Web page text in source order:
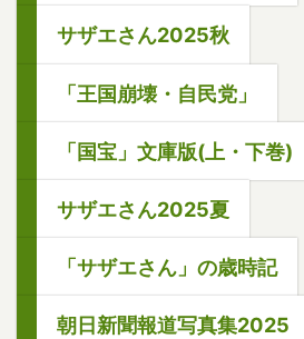
サザエさん2025秋
「王国崩壊・自民党」
「国宝」文庫版(上・下巻)
サザエさん2025夏
「サザエさん」の歳時記
朝日新聞報道写真集2025